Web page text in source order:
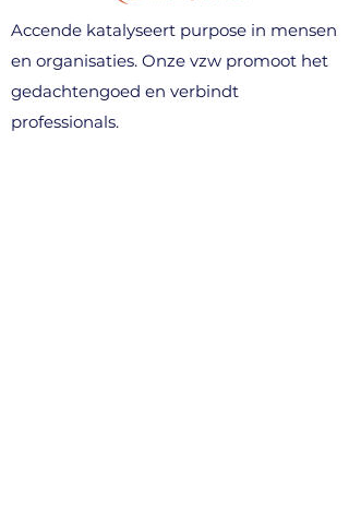
Accende katalyseert purpose in mensen
en organisaties. Onze vzw promoot het
gedachtengoed en verbindt
professionals.